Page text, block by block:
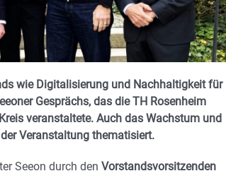
wie Digitalisierung und Nachhaltigkeit für
Gesprächs, das die TH Rosenheim
veranstaltete. Auch das Wachstum und
Veranstaltung thematisiert.
Seeon durch den Vorstandsvorsitzenden